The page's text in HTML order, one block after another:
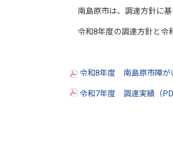
南島原市は、調達方針に基
令和8年度の調達方針と令
令和8年度 南島原市障が
令和7年度 調達実績（